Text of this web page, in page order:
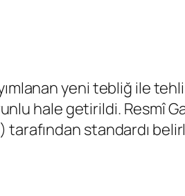
yeni tebliğ ile
hale getirildi. Resmî
standardı